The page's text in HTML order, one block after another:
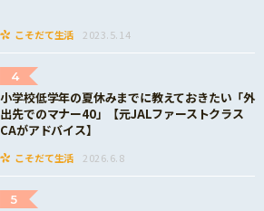
こそだて生活 2023.5.14
4
小学校低学年の夏休みまでに教えておきたい「外
出先でのマナー40」【元JALファーストクラス
CAがアドバイス】
こそだて生活 2026.6.8
5